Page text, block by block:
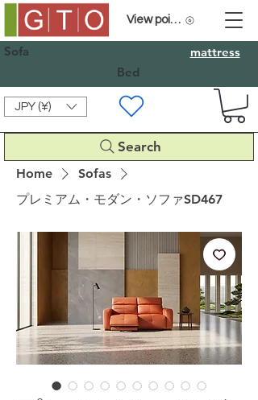
Sofa
mattress
Bed
JPY (¥)
Search
View points
Home
Sofas
プレミアム・モダン・ソファSD467